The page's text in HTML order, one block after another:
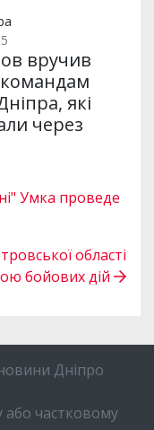
вручив
які
через
Умка проведе
області
бойових дій
Дніпро
або частковому